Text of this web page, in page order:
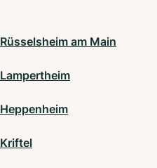
Rüsselsheim am Main
Lampertheim
Heppenheim
Kriftel